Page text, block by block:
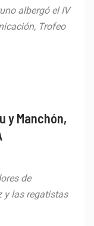
albergó el IV
Trofeo
y Manchón,
de
y las regatistas